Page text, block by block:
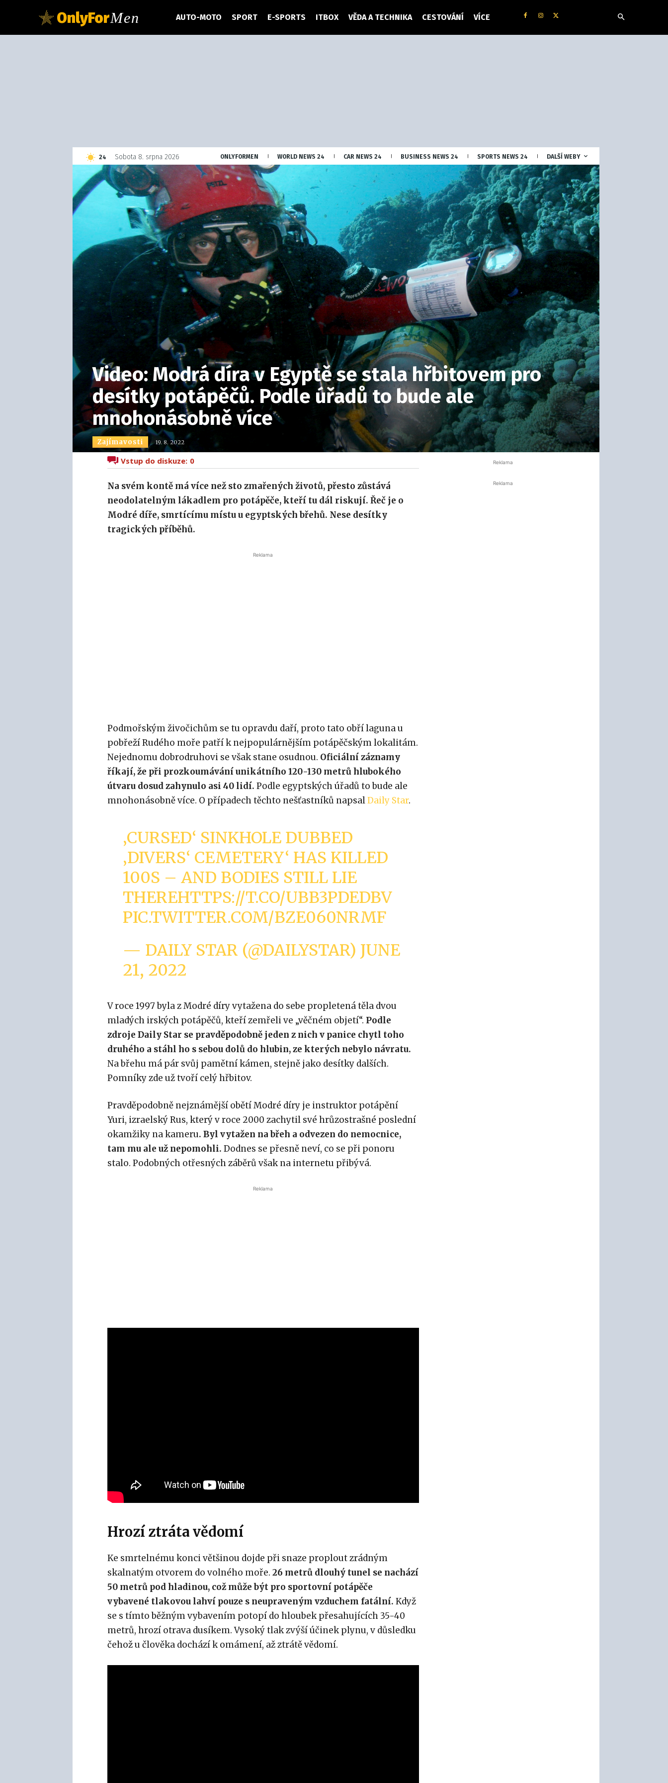
OnlyForMen AUTO-MOTO SPORT E-SPORTS ITBOX VĚDA A TECHNIKA CESTOVÁNÍ VÍCE
24 Czech
Sobota 8. srpna 2026 ONLYFORMEN WORLD NEWS 24 CAR NEWS 24 BUSINESS NEWS 24 SPORTS NEWS 24 DALŠÍ WEBY
Video: Modrá díra v Egyptě se stala hřbitovem pro
desítky potápěčů. Podle úřadů to bude ale
mnohonásobně více
Zajímavosti 19. 8. 2022
Vstup do diskuze: 0
Na svém kontě má více než sto zmařených životů, přesto zůstává
neodolatelným lákadlem pro potápěče, kteří tu dál riskují. Řeč je o
Modré díře, smrtícímu místu u egyptských břehů. Nese desítky
tragických příběhů.
Reklama
Podmořským živočichům se tu opravdu daří, proto tato obří laguna u
pobřeží Rudého moře patří k nejpopulárnějším potápěčským lokalitám.
Nejednomu dobrodruhovi se však stane osudnou. Oficiální záznamy
říkají, že při prozkoumávání unikátního 120-130 metrů hlubokého
útvaru dosud zahynulo asi 40 lidí. Podle egyptských úřadů to bude ale
mnohonásobně více. O případech těchto nešťastníků napsalDaily Star.
‚CURSED‘ SINKHOLE DUBBED
‚DIVERS‘ CEMETERY‘ HAS KILLED
100S – AND BODIES STILL LIE
THEREHTTPS://T.CO/UBB3PDEDBV
PIC.TWITTER.COM/BZE060NRMF
— DAILY STAR (@DAILYSTAR) JUNE
21, 2022
V roce 1997 byla z Modré díry vytažena do sebe propletená těla dvou
mladých irských potápěčů, kteří zemřeli ve „věčném objetí“. Podle
zdroje Daily Star se pravděpodobně jeden z nich v panice chytl toho
druhého a stáhl ho s sebou dolů do hlubin, ze kterých nebylo návratu.
Na břehu má pár svůj pamětní kámen, stejně jako desítky dalších.
Pomníky zde už tvoří celý hřbitov.
Pravděpodobně nejznámější obětí Modré díry je instruktor potápění
Yuri, izraelský Rus, který v roce 2000 zachytil své hrůzostrašné poslední
okamžiky na kameru. Byl vytažen na břeh a odvezen do nemocnice,
tam mu ale už nepomohli. Dodnes se přesně neví, co se při ponoru
stalo. Podobných otřesných záběrů však na internetu přibývá.
Reklama
Hrozí ztráta vědomí
Ke smrtelnému konci většinou dojde při snaze proplout zrádným
skalnatým otvorem do volného moře. 26 metrů dlouhý tunel se nachází
50 metrů pod hladinou, což může být pro sportovní potápěče
vybavené tlakovou lahví pouze s neupraveným vzduchem fatální. Když
se s tímto běžným vybavením potopí do hloubek přesahujících 35-40
metrů, hrozí otrava dusíkem. Vysoký tlak zvýší účinek plynu, v důsledku
čehož u člověka dochází k omámení, až ztrátě vědomí.
Reklama
Reklama